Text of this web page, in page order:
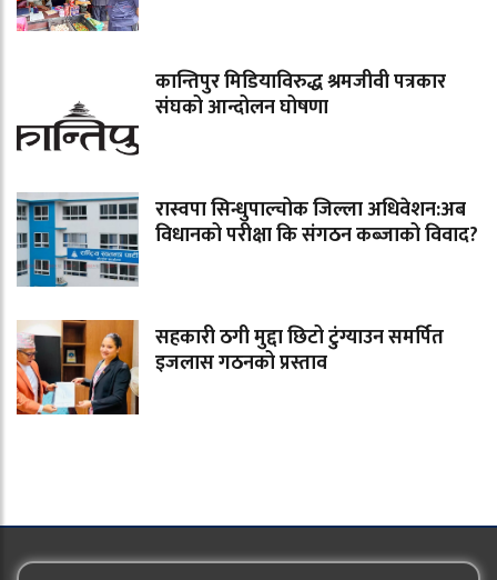
कान्तिपुर मिडियाविरुद्ध श्रमजीवी पत्रकार
संघको आन्दोलन घोषणा
रास्वपा सिन्धुपाल्चोक जिल्ला अधिवेशन:अब
विधानको परीक्षा कि संगठन कब्जाको विवाद?
सहकारी ठगी मुद्दा छिटो टुंग्याउन समर्पित
इजलास गठनको प्रस्ताव